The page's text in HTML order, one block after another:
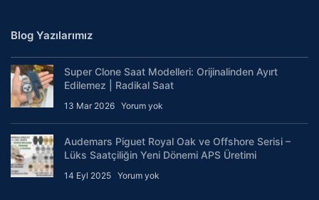
Blog Yazılarımız
Super Clone Saat Modelleri: Orijinalinden Ayırt
Edilemez | Radikal Saat
13 Mar 2026 Yorum yok
Audemars Piguet Royal Oak ve Offshore Serisi –
Lüks Saatçiliğin Yeni Dönemi APS Üretimi
14 Eyl 2025 Yorum yok